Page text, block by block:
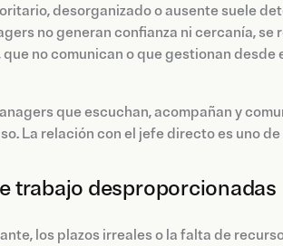
desorganizado o ausente suele
no generan confianza ni cercanía,
no comunican o que gestionan
que escuchan, acompañan y
La relación con el jefe directo es uno
trabajo desproporcionadas
los plazos irreales o la falta de